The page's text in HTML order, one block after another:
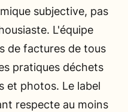
subjective, pas
L'équipe
de factures de tous
pratiques déchets
et photos. Le label
respecte au moins